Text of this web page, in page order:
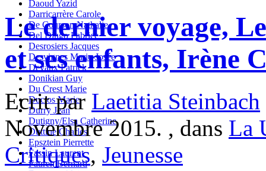
Daoud Yazid
Darricarrère Carole
De Courson Nathalie
Del Dingo Fabrice
Desrosiers Jacques
Desvignes Marie-Josée
Devaux Patrick
Donikian Guy
Du Crest Marie
Duclos Marie
Durry Jean
Dutigny/Elsa Catherine
Duttine Charles
Epsztein Pierrette
Fassin Laurent
Fauren Bernard
Le dernier voyage,
et ses enfants, Irène
Ecrit par Laetitia Steinbach
Novembre 2015. , dans La
Critiques, Jeunesse